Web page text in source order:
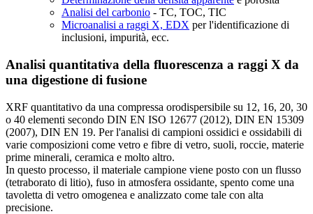
Analisi del carbonio - TC, TOC, TIC
Microanalisi a raggi X, EDX per l'identificazione di
inclusioni, impurità, ecc.
Analisi quantitativa della fluorescenza a raggi X da
una digestione di fusione
XRF quantitativo da una compressa orodispersibile su 12, 16, 20, 30
o 40 elementi secondo DIN EN ISO 12677 (2012), DIN EN 15309
(2007), DIN EN 19. Per l'analisi di campioni ossidici e ossidabili di
varie composizioni come vetro e fibre di vetro, suoli, roccie, materie
prime minerali, ceramica e molto altro.
In questo processo, il materiale campione viene posto con un flusso
(tetraborato di litio), fuso in atmosfera ossidante, spento come una
tavoletta di vetro omogenea e analizzato come tale con alta
precisione.